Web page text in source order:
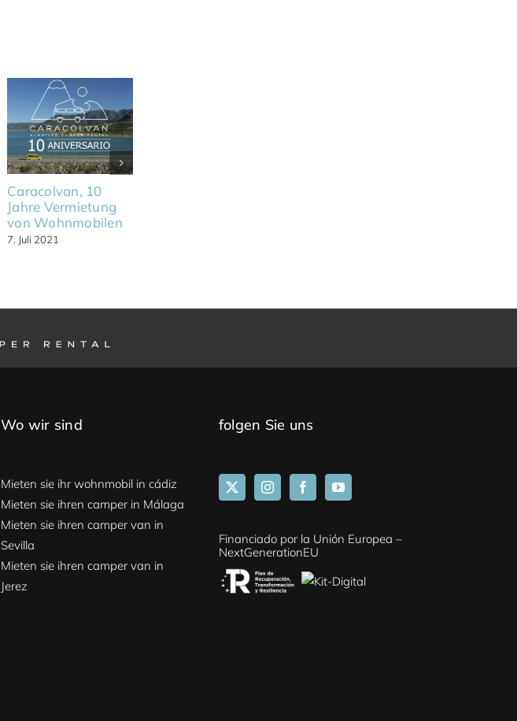
Caracolvan, 10
Jahre Vermietung
von Wohnmobilen
7. Juli 2021
Wo wir sind
Mieten sie ihr wohnmobil in cádiz
Mieten sie ihren camper in Málaga
Mieten sie ihren camper van in
Sevilla
Mieten sie ihren camper van in
Jerez
folgen Sie uns
Financiado por la Unión Europea –
NextGenerationEU